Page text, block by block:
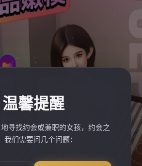
温馨提醒
寻找约会或兼职的女孩，约会之
我们需要问几个问题：